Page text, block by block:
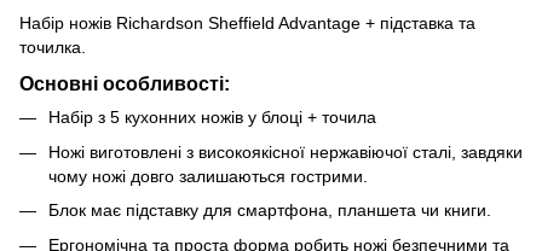
Набір ножів Richardson Sheffield Advantage + підставка та
точилка.
Основні особливості:
Набір з 5 кухонних ножів у блоці + точила
Ножі виготовлені з високоякісної нержавіючої сталі, завдяки
чому ножі довго залишаються гострими.
Блок має підставку для смартфона, планшета чи книги.
Ергономічна та проста форма робить ножі безпечними та